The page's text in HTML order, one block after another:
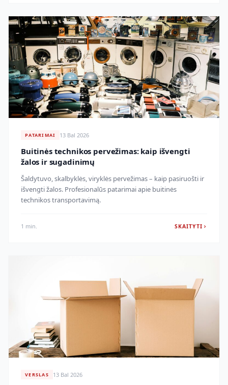
PATARIMAI 13 Bal 2026
Buitinės technikos pervežimas: kaip išvengti
žalos ir sugadinimų
Šaldytuvo, skalbyklės, viryklės pervežimas – kaip pasiruošti ir
išvengti žalos. Profesionalūs patarimai apie buitinės
technikos transportavimą.
1 min. SKAITYTI
VERSLAS 13 Bal 2026